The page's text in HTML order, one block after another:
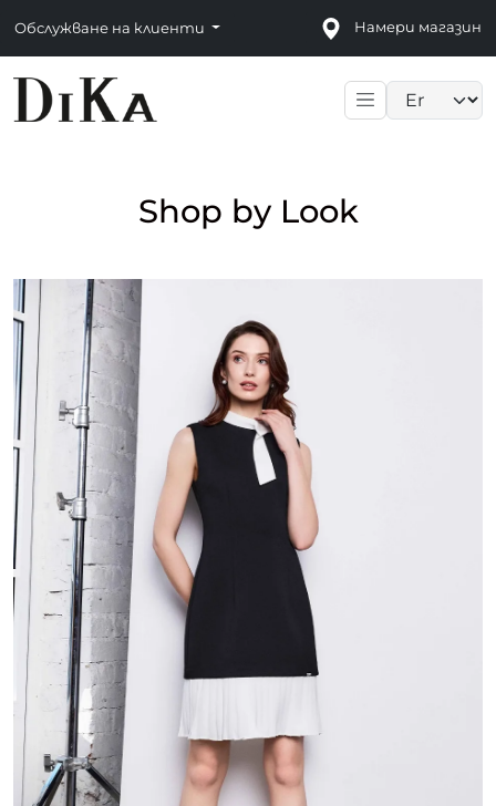
Обслужване на клиенти Намери магазин
Shop by Look